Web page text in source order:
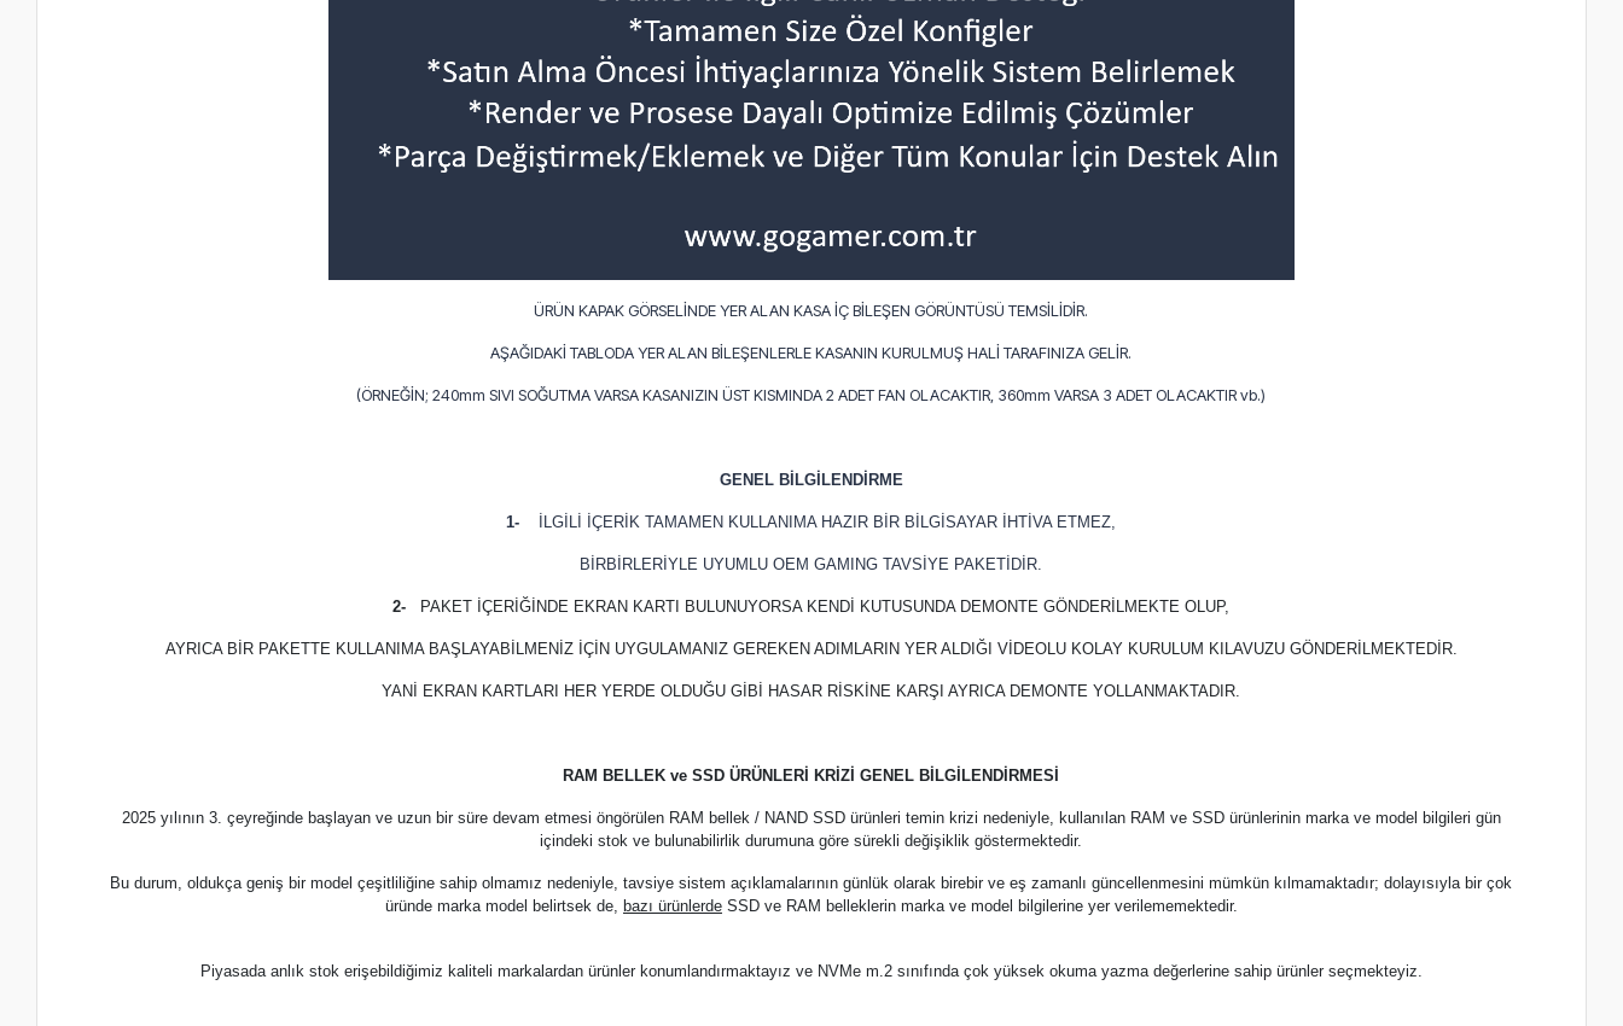
ÜRÜN KAPAK GÖRSELİNDE YER ALAN KASA İÇ BİLEŞEN GÖRÜNTÜSÜ TEMSİLİDİR.
AŞAĞIDAKİ TABLODA YER ALAN BİLEŞENLERLE KASANIN KURULMUŞ HALİ TARAFINIZA GELİR.
(ÖRNEĞİN; 240mm SIVI SOĞUTMA VARSA KASANIZIN ÜST KISMINDA 2 ADET FAN OLACAKTIR, 360mm VARSA 3 ADET OLACAKTIR vb.)
GENEL BİLGİLENDİRME
1- İLGİLİ İÇERİK TAMAMEN KULLANIMA HAZIR BİR BİLGİSAYAR İHTİVA ETMEZ,
BİRBİRLERİYLE UYUMLU OEM GAMING TAVSİYE PAKETİDİR.
2- PAKET İÇERİĞİNDE EKRAN KARTI BULUNUYORSA KENDİ KUTUSUNDA DEMONTE GÖNDERİLMEKTE OLUP,
AYRICA BİR PAKETTE KULLANIMA BAŞLAYABİLMENİZ İÇİN UYGULAMANIZ GEREKEN ADIMLARIN YER ALDIĞI VİDEOLU KOLAY KURULUM KILAVUZU GÖNDERİLMEKTEDİR.
YANİ EKRAN KARTLARI HER YERDE OLDUĞU GİBİ HASAR RİSKİNE KARŞI AYRICA DEMONTE YOLLANMAKTADIR.
RAM BELLEK ve SSD ÜRÜNLERİ KRİZİ GENEL BİLGİLENDİRMESİ
2025 yılının 3. çeyreğinde başlayan ve uzun bir süre devam etmesi öngörülen RAM bellek / NAND SSD ürünleri temin krizi nedeniyle, kullanılan RAM ve SSD ürünlerinin marka ve model bilgileri gün
içindeki stok ve bulunabilirlik durumuna göre sürekli değişiklik göstermektedir.
Bu durum, oldukça geniş bir model çeşitliliğine sahip olmamız nedeniyle, tavsiye sistem açıklamalarının günlük olarak birebir ve eş zamanlı güncellenmesini mümkün kılmamaktadır; dolayısıyla bir çok
üründe marka model belirtsek de, bazı ürünlerdeSSD ve RAM belleklerin marka ve model bilgilerine yer verilememektedir.
Piyasada anlık stok erişebildiğimiz kaliteli markalardan ürünler konumlandırmaktayız ve NVMe m.2 sınıfında çok yüksek okuma yazma değerlerine sahip ürünler seçmekteyiz.